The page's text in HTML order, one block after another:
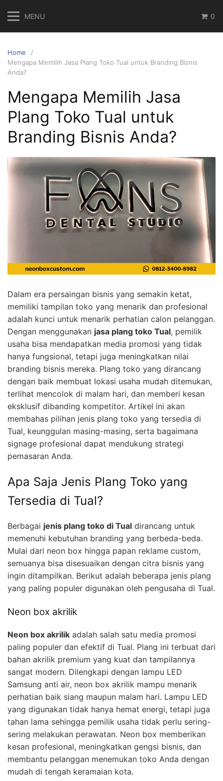
content
MENU 0
Home
Mengapa Memilih Jasa Plang Toko Tual untuk Branding Bisnis
Anda?
Mengapa Memilih Jasa
Plang Toko Tual untuk
Branding Bisnis Anda?
Dalam era persaingan bisnis yang semakin ketat,
memiliki tampilan toko yang menarik dan profesional
adalah kunci untuk menarik perhatian calon pelanggan.
Dengan menggunakan jasa plang toko Tual, pemilik
usaha bisa mendapatkan media promosi yang tidak
hanya fungsional, tetapi juga meningkatkan nilai
branding bisnis mereka. Plang toko yang dirancang
dengan baik membuat lokasi usaha mudah ditemukan,
terlihat mencolok di malam hari, dan memberi kesan
eksklusif dibanding kompetitor. Artikel ini akan
membahas pilihan jenis plang toko yang tersedia di
Tual, keunggulan masing-masing, serta bagaimana
signage profesional dapat mendukung strategi
pemasaran Anda.
Apa Saja Jenis Plang Toko yang
Tersedia di Tual?
Berbagai jenis plang toko di Tual dirancang untuk
memenuhi kebutuhan branding yang berbeda-beda.
Mulai dari neon box hingga papan reklame custom,
semuanya bisa disesuaikan dengan citra bisnis yang
ingin ditampilkan. Berikut adalah beberapa jenis plang
yang paling populer digunakan oleh pengusaha di Tual.
Neon box akrilik
Neon box akrilik adalah salah satu media promosi
paling populer dan efektif di Tual. Plang ini terbuat dari
bahan akrilik premium yang kuat dan tampilannya
sangat modern. Dilengkapi dengan lampu LED
Samsung anti air, neon box akrilik mampu menarik
perhatian baik siang maupun malam hari. Lampu LED
yang digunakan tidak hanya hemat energi, tetapi juga
tahan lama sehingga pemilik usaha tidak perlu sering-
sering melakukan perawatan. Neon box memberikan
kesan profesional, meningkatkan gengsi bisnis, dan
membantu pelanggan menemukan toko Anda dengan
mudah di tengah keramaian kota.